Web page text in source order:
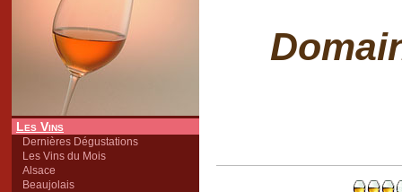
Les Vins
Dernières Dégustations
Les Vins du Mois
Alsace
Beaujolais